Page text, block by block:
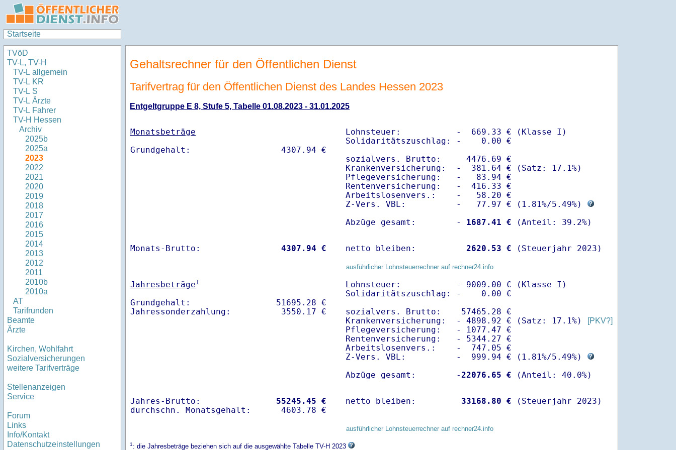
Startseite
TVöD
TV-L, TV-H
TV-L allgemein
TV-L KR
TV-L S
TV-L Ärzte
TV-L Fahrer
TV-H Hessen
Archiv
2025b
2025a
2023
2022
2021
2020
2019
2018
2017
2016
2015
2014
2013
2012
2011
2010b
2010a
AT
Tarifrunden
Beamte
Ärzte
Kirchen, Wohlfahrt
Sozialversicherungen
weitere Tarifverträge
Stellenanzeigen
Service
Forum
Links
Info/Kontakt
Datenschutzeinstellungen
Gehaltsrechner für den Öffentlichen Dienst
Tarifvertrag für den Öffentlichen Dienst des Landes Hessen 2023
Entgeltgruppe E 8, Stufe 5, Tabelle 01.08.2023 - 31.01.2025
Monatsbeträge
Lohnsteuer:           -  669.33 € (Klasse I)
Solidaritätszuschlag: -    0.00 €
sozialvers. Brutto:     4476.69 €
Krankenversicherung:  -  381.64 € (Satz: 17.1%)
Pflegeversicherung:   -   83.94 €
Rentenversicherung:   -  416.33 €
Arbeitslosenvers.:    -   58.20 €
Z-Vers. VBL:          -   77.97 € ( 1.81%/5.49%)
Abzüge gesamt:        -
1687.41 €
Monats-Brutto: 4307.94 € netto bleiben: 2620.53 € (Steuerjahr 2023)
ausführlicher Lohnsteuerrechner auf rechner24.info
Jahresbeträge1
Grundgehalt:                 51695.28 €
Lohnsteuer:           - 9009.00 € (Klasse I)
Solidaritätszuschlag: -    0.00 €
sozialvers. Brutto:    57465.28 €
Krankenversicherung:  - 4898.92 € (Satz: 17.1%)
[PKV?]
Pflegeversicherung:   - 1077.47 €
Rentenversicherung:   - 5344.27 €
Arbeitslosenvers.:    -  747.05 €
Z-Vers. VBL:          -  999.94 € ( 1.81%/5.49%)
Abzüge gesamt:        -22076.65 €
Jahres-Brutto: 55245.45 €
netto bleiben: 33168.80 € (Steuerjahr 2023)
ausführlicher Lohnsteuerrechner auf rechner24.info
1: die Jahresbeträge beziehen sich auf die ausgewählte Tabelle TV-H 2023